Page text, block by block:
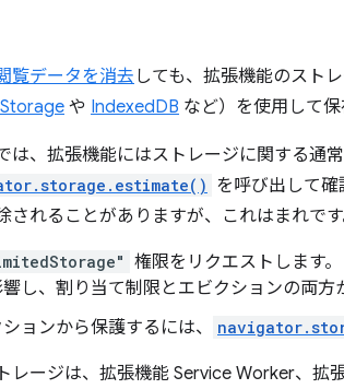
覧データを消去 しても、拡張機能のスト
や IndexedDB など）を使用して保
は、拡張機能にはストレージに関する通
を呼び出して
されることがありますが、これはまれで
権限をリクエストします
し、割り当て制限とエビクションの両方
ョンから保護するには、
レージは、拡張機能 Service Worker、拡